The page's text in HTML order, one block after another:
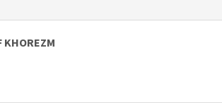
KHOREZM